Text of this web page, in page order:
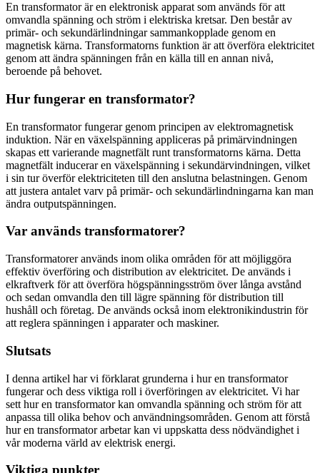
En transformator är en elektronisk apparat som används för att
omvandla spänning och ström i elektriska kretsar. Den består av
primär- och sekundärlindningar sammankopplade genom en
magnetisk kärna. Transformatorns funktion är att överföra elektricitet
genom att ändra spänningen från en källa till en annan nivå,
beroende på behovet.
Hur fungerar en transformator?
En transformator fungerar genom principen av elektromagnetisk
induktion. När en växelspänning appliceras på primärvindningen
skapas ett varierande magnetfält runt transformatorns kärna. Detta
magnetfält inducerar en växelspänning i sekundärvindningen, vilket
i sin tur överför elektriciteten till den anslutna belastningen. Genom
att justera antalet varv på primär- och sekundärlindningarna kan man
ändra outputspänningen.
Var används transformatorer?
Transformatorer används inom olika områden för att möjliggöra
effektiv överföring och distribution av elektricitet. De används i
elkraftverk för att överföra högspänningsström över långa avstånd
och sedan omvandla den till lägre spänning för distribution till
hushåll och företag. De används också inom elektronikindustrin för
att reglera spänningen i apparater och maskiner.
Slutsats
I denna artikel har vi förklarat grunderna i hur en transformator
fungerar och dess viktiga roll i överföringen av elektricitet. Vi har
sett hur en transformator kan omvandla spänning och ström för att
anpassa till olika behov och användningsområden. Genom att förstå
hur en transformator arbetar kan vi uppskatta dess nödvändighet i
vår moderna värld av elektrisk energi.
Viktiga punkter